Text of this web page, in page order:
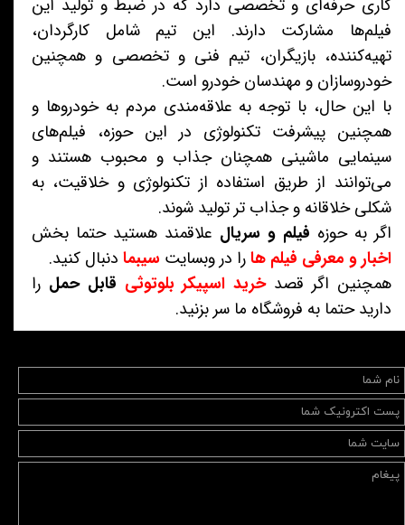
کاری حرفه‌ای و تخصصی دارد که در ضبط و تولید این
فیلم‌ها مشارکت دارند. این تیم شامل کارگردان،
تهیه‌کننده، بازیگران، تیم فنی و تخصصی و همچنین
خودروسازان و مهندسان خودرو است.
با این حال، با توجه به علاقه‌مندی مردم به خودروها و
همچنین پیشرفت تکنولوژی در این حوزه، فیلم‌های
سینمایی ماشینی همچنان جذاب و محبوب هستند و
می‌توانند از طریق استفاده از تکنولوژی و خلاقیت، به
شکلی خلاقانه و جذاب تر تولید شوند.
اگر به حوزه فیلم و سریال علاقمند هستید حتما بخش
اخبار و معرفی فیلم هارا در وبسایت سیبما دنبال کنید.
همچنین اگر قصدخرید اسپیکر بلوتوثی قابل حمل را
دارید حتما به فروشگاه ما سر بزنید.